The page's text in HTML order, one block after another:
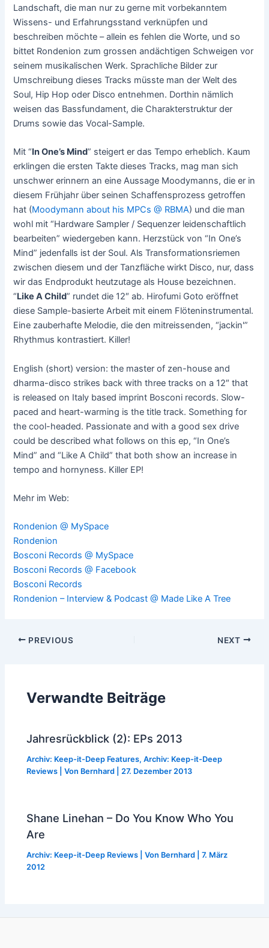
Landschaft, die man nur zu gerne mit vorbekanntem
Wissens- und Erfahrungsstand verknüpfen und
beschreiben möchte – allein es fehlen die Worte, und so
bittet Rondenion zum grossen andächtigen Schweigen vor
seinem musikalischen Werk. Sprachliche Bilder zur
Umschreibung dieses Tracks müsste man der Welt des
Soul, Hip Hop oder Disco entnehmen. Dorthin nämlich
weisen das Bassfundament, die Charakterstruktur der
Drums sowie das Vocal-Sample.
Mit “In One’s Mind” steigert er das Tempo erheblich. Kaum
erklingen die ersten Takte dieses Tracks, mag man sich
unschwer erinnern an eine Aussage Moodymanns, die er in
diesem Frühjahr über seinen Schaffensprozess getroffen
hat (Moodymann about his MPCs @ RBMA) und die man
wohl mit “Hardware Sampler / Sequenzer leidenschaftlich
bearbeiten” wiedergeben kann. Herzstück von “In One’s
Mind” jedenfalls ist der Soul. Als Transformationsriemen
zwischen diesem und der Tanzfläche wirkt Disco, nur, dass
wir das Endprodukt heutzutage als House bezeichnen.
“Like A Child” rundet die 12″ ab. Hirofumi Goto eröffnet
diese Sample-basierte Arbeit mit einem Flöteninstrumental.
Eine zauberhafte Melodie, die den mitreissenden, “jackin'”
Rhythmus kontrastiert. Killer!
English (short) version: the master of zen-house and
dharma-disco strikes back with three tracks on a 12″ that
is released on Italy based imprint Bosconi records. Slow-
paced and heart-warming is the title track. Something for
the cool-headed. Passionate and with a good sex drive
could be described what follows on this ep, “In One’s
Mind” and “Like A Child” that both show an increase in
tempo and hornyness. Killer EP!
Mehr im Web:
Rondenion @ MySpace
Rondenion
Bosconi Records @ MySpace
Bosconi Records @ Facebook
Bosconi Records
Rondenion – Interview & Podcast @ Made Like A Tree
Post
PREVIOUS NEXT
Verwandte Beiträge
Jahresrückblick (2): EPs 2013
Archiv: Keep-it-Deep Features,Archiv: Keep-it-Deep
Reviews | Von Bernhard |27. Dezember 2013
Shane Linehan – Do You Know Who You
Are
Archiv: Keep-it-Deep Reviews | Von Bernhard |7. März
2012